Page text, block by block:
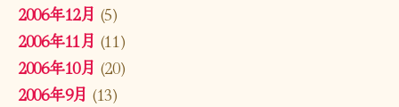
2006年12月 (5)
2006年11月 (11)
2006年10月 (20)
2006年9月 (13)